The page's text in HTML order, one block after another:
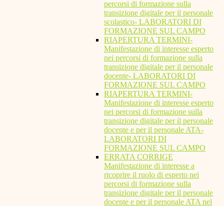
percorsi di formazione sulla
transizione digitale per il personale
scolastico- LABORATORI DI
FORMAZIONE SUL CAMPO
RIAPERTURA TERMINI-
Manifestazione di interesse esperto
nei percorsi di formazione sulla
transizione digitale per il personale
docente- LABORATORI DI
FORMAZIONE SUL CAMPO
RIAPERTURA TERMINI-
Manifestazione di interesse esperto
nei percorsi di formazione sulla
transizione digitale per il personale
docente e per il personale ATA-
LABORATORI DI
FORMAZIONE SUL CAMPO
ERRATA CORRIGE
Manifestazione di interesse a
ricoprire il ruolo di esperto nei
percorsi di formazione sulla
transizione digitale per il personale
docente e per il personale ATA nel